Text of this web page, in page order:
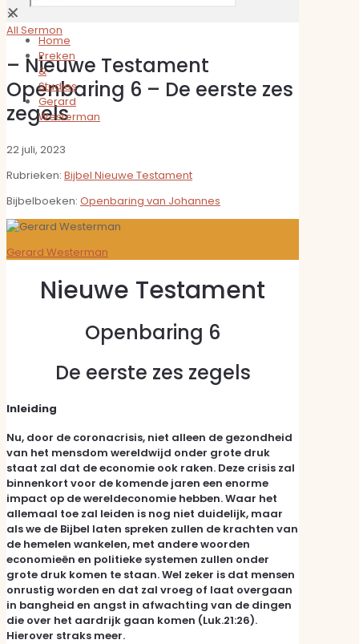
✕
Home
Preken
&
Studies
Gerard
Westerman
✕
All Sermon
– Nieuwe Testament
Openbaring 6 – De eerste zes
zegels
22 juli, 2023
Rubrieken: Bijbel Nieuwe Testament
Bijbelboeken: Openbaring van Johannes
Gerard Westerman
Nieuwe Testament
Openbaring 6
De eerste zes zegels
Inleiding
Nu, door de coronacrisis, niet alleen de gezondheid
van het mensdom wereldwijd onder grote druk
staat zal dat de economie ook raken. Deze crisis zal
binnenkort voor de komende jaren een enorme
impact op de wereldeconomie hebben. Waar het
allemaal toe zal leiden is nog niet duidelijk, maar
als we de Bijbel laten spreken zullen de krachten van
de hemelen wankelen, met andere woorden
economieën en politieke systemen zullen onder
grote druk komen te staan. Wel zeker is dat mensen
onrustig worden en dat zal vroeg of laat overgaan
in bangheid en angst in afwachting van de dingen
die over het aardrijk gaan komen (Luk.21:26).
Hierover straks meer.